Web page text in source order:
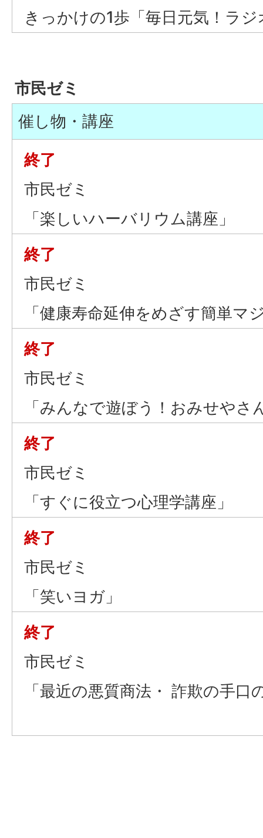
きっかけの1歩「毎日元気！ラジ
市民ゼミ
催し物・講座
終了
市民ゼミ
「楽しいハーバリウム講座」
終了
市民ゼミ
「健康寿命延伸をめざす簡単マ
終了
市民ゼミ
「みんなで遊ぼう！おみせやさ
終了
市民ゼミ
「すぐに役立つ心理学講座」
終了
市民ゼミ
「笑いヨガ」
終了
市民ゼミ
「最近の悪質商法・ 詐欺の手口